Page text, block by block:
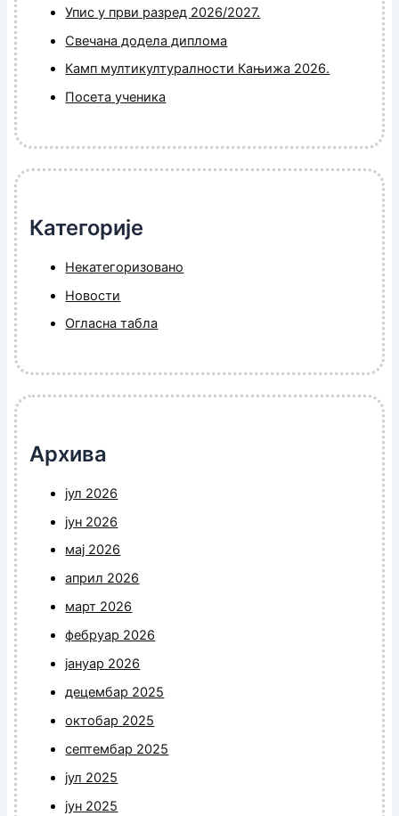
Упис у први разред 2026/2027.
Свечана додела диплома
Камп мултикултуралности Кањижа 2026.
Посета ученика
Категорије
Некатегоризовано
Новости
Огласна табла
Архива
јул 2026
јун 2026
мај 2026
април 2026
март 2026
фебруар 2026
јануар 2026
децембар 2025
октобар 2025
септембар 2025
јул 2025
јун 2025